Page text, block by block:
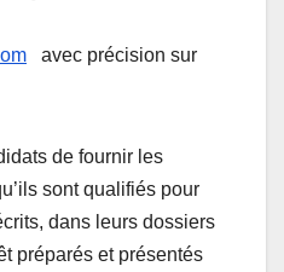
avec précision sur
de fournir les
sont qualifiés pour
dans leurs dossiers
préparés et présentés